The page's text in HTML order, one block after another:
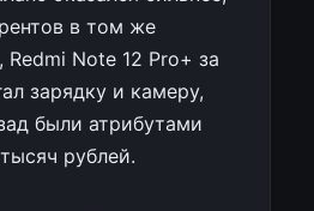
в том же
Note 12 Pro+ за
зарядку и камеру,
были атрибутами
рублей.